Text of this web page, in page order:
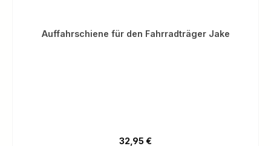
Auffahrschiene für den Fahrradträger Jake
Regulärer Preis:
32,95 €